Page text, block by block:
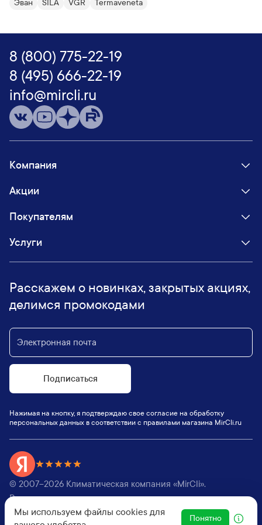
Эван SILA VGR Termaveneta
8 (800) 775-22-19
8 (495) 666-22-19
info@mircli.ru
Компания
Акции
Покупателям
Услуги
Расскажем о новинках, закрытых акциях,
делимся промокодами
Подписаться
Нажимая на кнопку, я подтверждаю свое согласие на обработку
персональных данных в соответствии с правилами магазина MirCli.ru
© 2007–2026 Климатическая компания «MirCli».
Все права защищены,
Оферта|Пользовательское соглашение
Мы используем файлы cookies для
Понятно